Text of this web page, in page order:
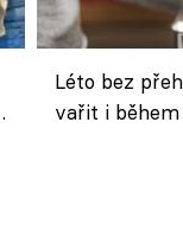
Léto bez
vařit i